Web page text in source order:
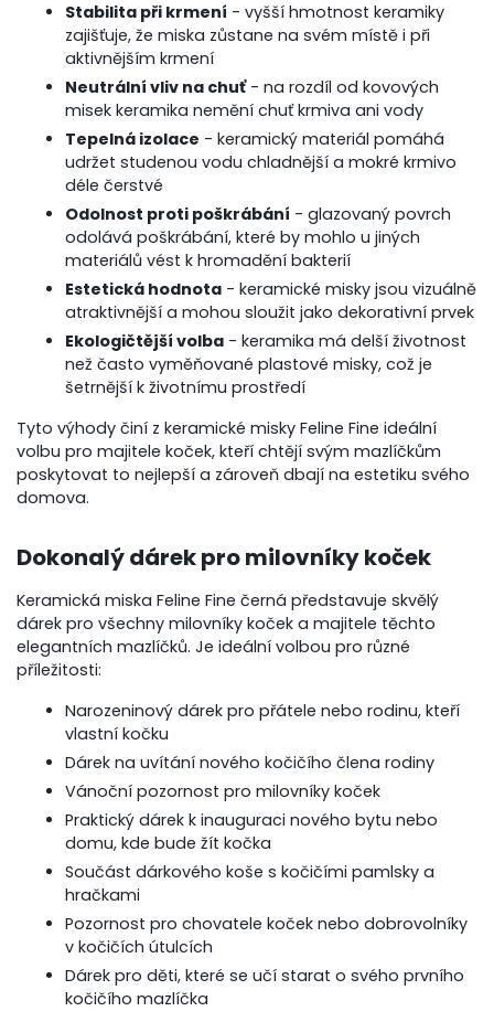
Stabilita při krmení - vyšší hmotnost keramiky
zajišťuje, že miska zůstane na svém místě i při
aktivnějším krmení
Neutrální vliv na chuť- na rozdíl od kovových
misek keramika nemění chuť krmiva ani vody
Tepelná izolace - keramický materiál pomáhá
udržet studenou vodu chladnější a mokré krmivo
déle čerstvé
Odolnost proti poškrábání - glazovaný povrch
odolává poškrábání, které by mohlo u jiných
materiálů vést k hromadění bakterií
Estetická hodnota - keramické misky jsou vizuálně
atraktivnější a mohou sloužit jako dekorativní prvek
Ekologičtější volba - keramika má delší životnost
než často vyměňované plastové misky, což je
šetrnější k životnímu prostředí
Tyto výhody činí z keramické misky Feline Fine ideální
volbu pro majitele koček, kteří chtějí svým mazlíčkům
poskytovat to nejlepší a zároveň dbají na estetiku svého
domova.
Dokonalý dárek pro milovníky koček
Keramická miska Feline Fine černá představuje skvělý
dárek pro všechny milovníky koček a majitele těchto
elegantních mazlíčků. Je ideální volbou pro různé
příležitosti:
Narozeninový dárek pro přátele nebo rodinu, kteří
vlastní kočku
Dárek na uvítání nového kočičího člena rodiny
Vánoční pozornost pro milovníky koček
Praktický dárek k inauguraci nového bytu nebo
domu, kde bude žít kočka
Součást dárkového koše s kočičími pamlsky a
hračkami
Pozornost pro chovatele koček nebo dobrovolníky
v kočičích útulcích
Dárek pro děti, které se učí starat o svého prvního
kočičího mazlíčka